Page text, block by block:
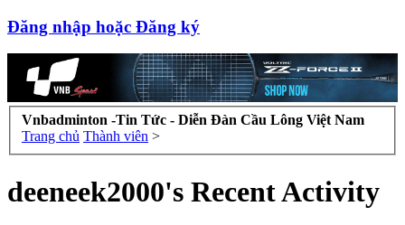
Đăng nhập hoặc Đăng ký
Vnbadminton -Tin Tức - Diễn Đàn Cầu Lông Việt Nam
Trang chủ Thành viên >
deeneek2000's Recent Activity